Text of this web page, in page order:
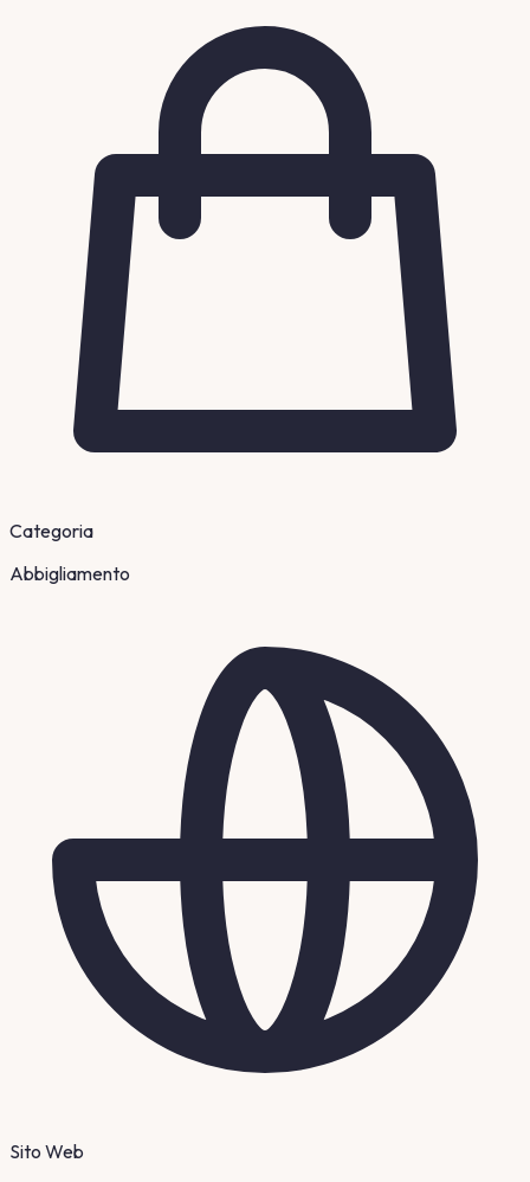
Categoria
Abbigliamento
Sito Web